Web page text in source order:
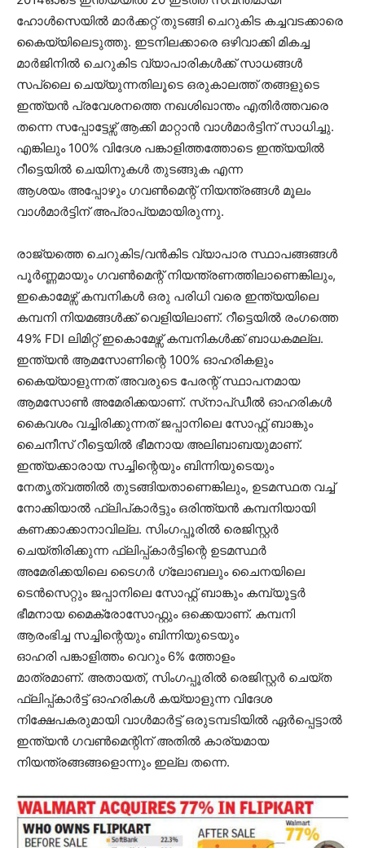
ഹോൾസെയിൽ മാർക്കറ്റ് തുടങ്ങി ചെറുകിട കച്ചവടക്കാരെ
കൈയ്യിലെടുത്തു. ഇടനിലക്കാരെ ഒഴിവാക്കി മികച്ച
മാർജിനിൽ ചെറുകിട വ്യാപാരികൾക്ക് സാധങ്ങൾ
സപ്ലൈ ചെയ്യുന്നതിലൂടെ ഒരുകാലത്ത് തങ്ങളുടെ
ഇന്ത്യൻ പ്രവേശനത്തെ നഖശിഖാന്തം എതിർത്തവരെ
തന്നെ സപ്പോട്ടേഴ്സ് ആക്കി മാറ്റാൻ വാൾമാർട്ടിന് സാധിച്ചു.
എങ്കിലും 100% വിദേശ പങ്കാളിത്തത്തോടെ ഇന്ത്യയിൽ
റീട്ടെയിൽ ചെയിനുകൾ തുടങ്ങുക എന്ന
ആശയം അപ്പോഴും ഗവൺമെന്റ് നിയന്ത്രങ്ങൾ മൂലം
വാൾമാർട്ടിന് അപ്രാപ്യമായിരുന്നു.
രാജ്യത്തെ ചെറുകിട/വൻകിട വ്യാപാര സ്ഥാപങ്ങങ്ങൾ
പൂർണ്ണമായും ഗവൺമെന്റ് നിയന്ത്രണത്തിലാണെങ്കിലും,
ഇകൊമേഴ്സ് കമ്പനികൾ ഒരു പരിധി വരെ ഇന്ത്യയിലെ
കമ്പനി നിയമങ്ങൾക്ക് വെളിയിലാണ്. റീട്ടെയിൽ രംഗത്തെ
49% FDI ലിമിറ്റ് ഇകൊമേഴ്സ് കമ്പനികൾക്ക് ബാധകമല്ല.
ഇന്ത്യൻ ആമസോണിന്റെ 100% ഓഹരികളും
കൈയ്യാളുന്നത് അവരുടെ പേരന്റ് സ്ഥാപനമായ
ആമസോൺ അമേരിക്കയാണ്. സ്‌നാപ്‌ഡീൽ ഓഹരികൾ
കൈവശം വച്ചിരിക്കുന്നത് ജപ്പാനിലെ സോഫ്റ്റ് ബാങ്കും
ചൈനീസ് റീട്ടെയിൽ ഭീമനായ അലിബാബയുമാണ്.
ഇന്ത്യക്കാരായ സച്ചിന്റെയും ബിന്നിയുടെയും
നേതൃത്വത്തിൽ തുടങ്ങിയതാണെങ്കിലും, ഉടമസ്ഥത വച്ച്
നോക്കിയാൽ ഫ്ലിപ്കാർട്ടും ഒരിന്ത്യൻ കമ്പനിയായി
കണക്കാക്കാനാവില്ല. സിംഗപ്പൂരിൽ രെജിസ്റ്റർ
ചെയ്തിരിക്കുന്ന ഫ്ലിപ്പ്കാർട്ടിന്റെ ഉടമസ്ഥർ
അമേരിക്കയിലെ ടൈഗർ ഗ്ലോബലും ചൈനയിലെ
ടെൻസെറ്റും ജപ്പാനിലെ സോഫ്റ്റ് ബാങ്കും കമ്പ്യൂട്ടർ
ഭീമനായ മൈക്രോസോഫ്റ്റും ഒക്കെയാണ്. കമ്പനി
ആരംഭിച്ച സച്ചിന്റെയും ബിന്നിയുടെയും
ഓഹരി പങ്കാളിത്തം വെറും 6% ത്തോളം
മാത്രമാണ്. അതായത്, സിംഗപ്പൂരിൽ രെജിസ്റ്റർ ചെയ്ത
ഫ്ലിപ്പ്കാർട്ട് ഓഹരികൾ കയ്യാളുന്ന വിദേശ
നിക്ഷേപകരുമായി വാൾമാർട്ട് ഒരുടമ്പടിയിൽ ഏർപ്പെട്ടാൽ
ഇന്ത്യൻ ഗവൺമെന്റിന് അതിൽ കാര്യമായ
നിയന്ത്രങ്ങങ്ങളൊന്നും ഇല്ല തന്നെ.